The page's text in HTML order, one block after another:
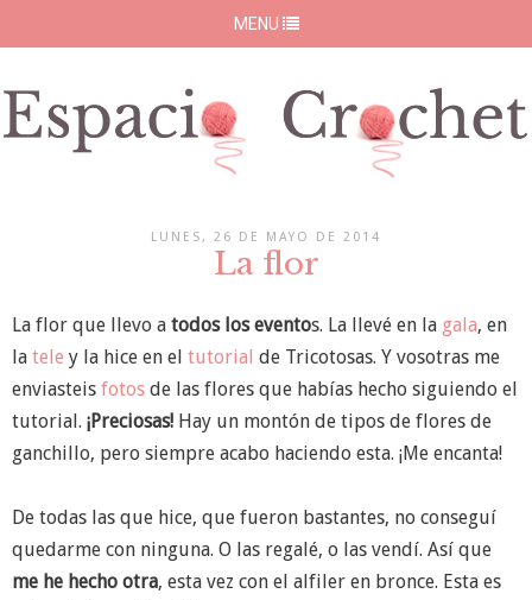
MENU
LUNES, 26 DE MAYO DE 2014
La flor
La flor que llevo a todos los eventos. La llevé en la gala, en
la tele y la hice en el tutorial de Tricotosas. Y vosotras me
enviasteis fotos de las flores que habías hecho siguiendo el
tutorial. ¡Preciosas! Hay un montón de tipos de flores de
ganchillo, pero siempre acabo haciendo esta. ¡Me encanta!
De todas las que hice, que fueron bastantes, no conseguí
quedarme con ninguna. O las regalé, o las vendí. Así que
me he hecho otra, esta vez con el alfiler en bronce. Esta es